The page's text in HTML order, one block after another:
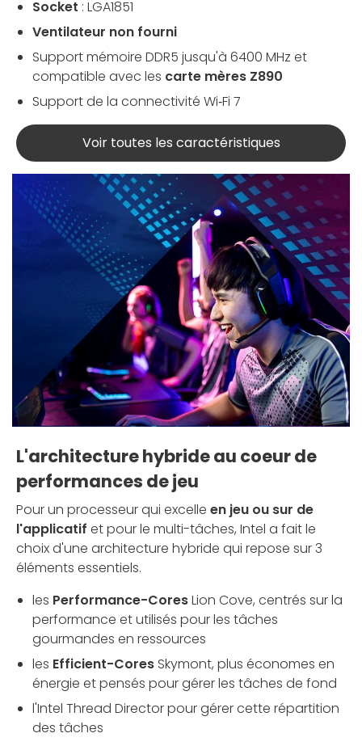
Socket : LGA1851
Ventilateur non fourni
Support mémoire DDR5 jusqu'à 6400 MHz et
compatible avec les carte mères Z890
Support de la connectivité Wi‑Fi 7
Voir toutes les caractéristiques
L'architecture hybride au coeur de
performances de jeu
Pour un processeur qui excelle en jeu ou sur de
l'applicatif et pour le multi-tâches, Intel a fait le
choix d'une architecture hybride qui repose sur 3
éléments essentiels.
les Performance-CoresLion Cove, centrés sur la
performance et utilisés pour les tâches
gourmandes en ressources
les Efficient-Cores Skymont, plus économes en
énergie et pensés pour gérer les tâches de fond
l'Intel Thread Director pour gérer cette répartition
des tâches